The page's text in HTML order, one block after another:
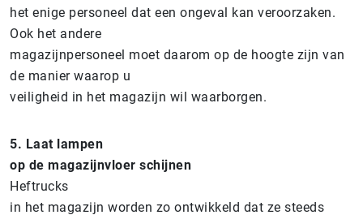
het enige personeel dat een ongeval kan veroorzaken.
Ook het andere
magazijnpersoneel moet daarom op de hoogte zijn van
de manier waarop u
veiligheid in het magazijn wil waarborgen.
5. Laat lampen
op de magazijnvloer schijnen
Heftrucks
in het magazijn worden zo ontwikkeld dat ze steeds